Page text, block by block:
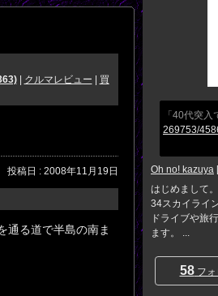
| クルマレビュー
買
投稿日 : 2008年11月19日
通る道で半島の南ま
「40代突
269753/
Oh no! kazuya
はじめまして
34スカイライ
ドライブや旅
ます。 ...
58フォ